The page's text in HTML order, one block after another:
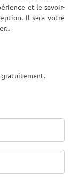
et le savoir-
Il sera votre
...
gratuitement.